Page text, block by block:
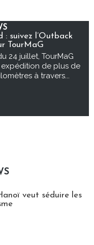
: suivez l’Outback
TourMaG
24 juillet, TourMaG
expédition de plus de
à travers...
veut séduire les